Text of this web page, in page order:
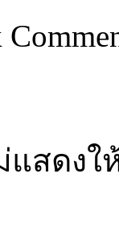
แสดงใ